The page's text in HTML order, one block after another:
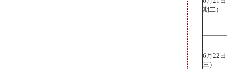
期二）
6月22
三）